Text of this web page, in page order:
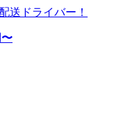
送ドライバー！
〜